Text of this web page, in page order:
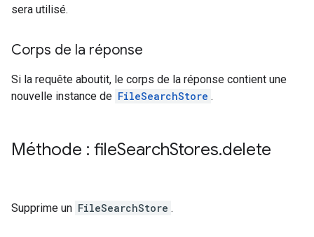
sera utilisé.
Corps de la réponse
Si la requête aboutit, le corps de la réponse contient une
nouvelle instance de FileSearchStore .
Méthode : fileSearchStores.delete
Supprime un FileSearchStore .